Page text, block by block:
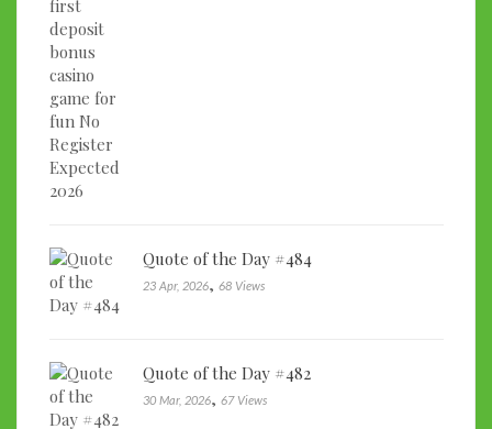
Quote of the Day #484
23 Apr, 2026, 68 Views
Quote of the Day #482
30 Mar, 2026, 67 Views